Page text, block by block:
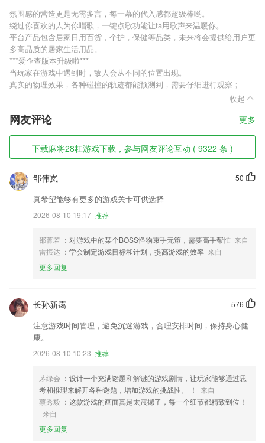
氛围感的营造更是无需多言，每一幕的代入感都超级棒哟。
绕过你喜欢的人为你唱歌，一键点歌功能让ta用歌声来温暖你。
平台产品包含居家日用百货，个护，保健等品类，未来将会提供给用户更
多高品质的居家生活用品。
***爱企查版本升级啦***
当玩家在游戏中遇到时，敌人会从不同的位置出现。
真实的物理效果，各种碰撞的轨迹都能预测到，需要仔细进行观察；
收起
网友评论 更多
下载麻将28杠游戏下载，参与网友评论互动 ( 9322 条 )
50
邹伟岚
真希望能够有更多的游戏关卡可供选择
2026-08-10 19:17 推荐
邵菁若 ：对游戏中的某个BOSS怪物束手无策，需要高手帮忙 来自
雷振达 ：学会制定游戏目标和计划，提高游戏的效率 来自
更多回复
576
长孙新霭
注意游戏时间管理，避免沉迷游戏，合理安排时间，保持身心健
康。
2026-08-10 10:23 推荐
茅绿会 ：设计一个充满谜题和解谜的游戏剧情，让玩家能够通过思
考和推理来解开各种谜题，增加游戏的挑战性。 ！
来自
蔡秀毅 ：这款游戏的画面真是太震撼了，每一个细节都精致到位！
来自
更多回复